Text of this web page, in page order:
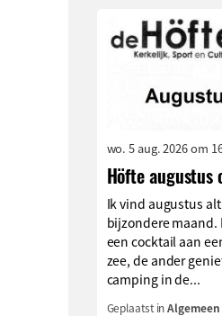
wo. 5 aug. 2026 om
Höfte augustus
Ik vind augustus
bijzondere maand.
een cocktail aan
zee, de ander
camping in de...
Geplaatst inAlgemeen